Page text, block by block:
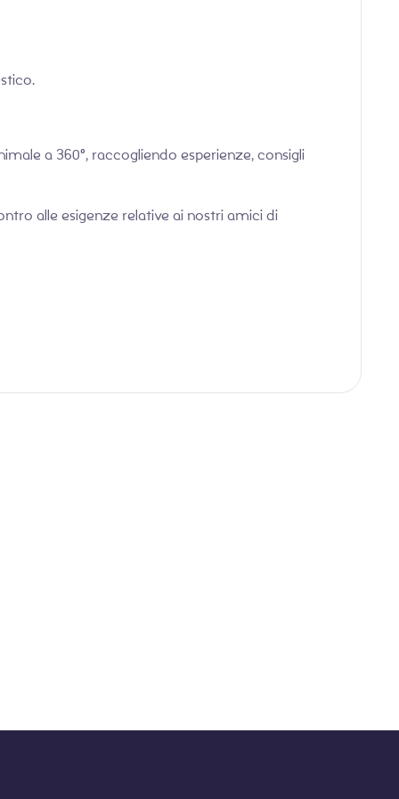
a 360°, raccogliendo esperienze, consigli
alle esigenze relative ai nostri amici di